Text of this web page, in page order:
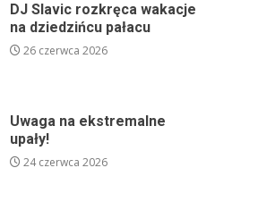
DJ Slavic rozkręca wakacje
na dziedzińcu pałacu
26 czerwca 2026
Uwaga na ekstremalne
upały!
24 czerwca 2026